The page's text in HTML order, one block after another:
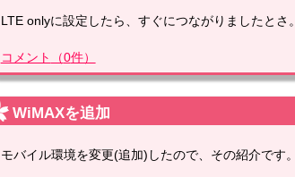
LTE onlyに設定したら、すぐにつながりましたとさ。
コメント （0件）
WiMAXを追加
モバイル環境を変更(追加)したので、その紹介です。